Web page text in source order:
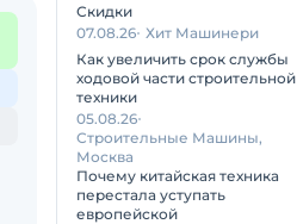
Скидки
07.08.26 Хит Машинери
Как увеличить срок службы
ходовой части строительной
техники
05.08.26
Строительные Машины,
Москва
Почему китайская техника
перестала уступать
европейской